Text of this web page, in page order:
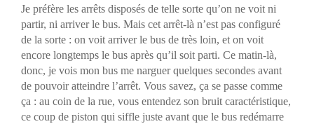
Je préfère les arrêts disposés de telle sorte qu’on ne voit ni
partir, ni arriver le bus. Mais cet arrêt-là n’est pas configuré
de la sorte : on voit arriver le bus de très loin, et on voit
encore longtemps le bus après qu’il soit parti. Ce matin-là,
donc, je vois mon bus me narguer quelques secondes avant
de pouvoir atteindre l’arrêt. Vous savez, ça se passe comme
ça : au coin de la rue, vous entendez son bruit caractéristique,
ce coup de piston qui siffle juste avant que le bus redémarre